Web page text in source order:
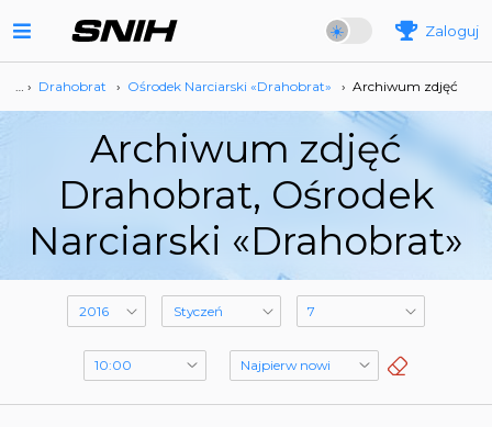
Zaloguj
… › Drahobrat › Ośrodek Narciarski «Drahobrat» › Archiwum zdjęć
Archiwum zdjęć
Drahobrat, Ośrodek
Narciarski «Drahobrat»